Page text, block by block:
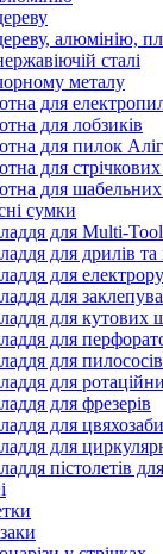
алюмінію,
сталі
металу
для
для лобзиків
для пилок
для
для
сумки
для Multi-Tool
для дрилів та
для
для
для кутових
для
для пилососів
для
для фрезерів
для
для
пістолетів